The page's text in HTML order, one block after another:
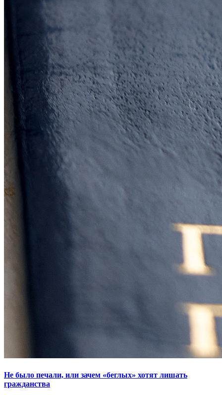
Не было печали, или зачем «беглых» хотят лишать
гражданства